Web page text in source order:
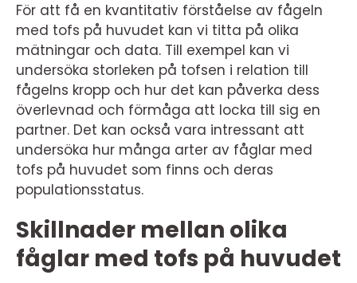
För att få en kvantitativ förståelse av fågeln
med tofs på huvudet kan vi titta på olika
mätningar och data. Till exempel kan vi
undersöka storleken på tofsen i relation till
fågelns kropp och hur det kan påverka dess
överlevnad och förmåga att locka till sig en
partner. Det kan också vara intressant att
undersöka hur många arter av fåglar med
tofs på huvudet som finns och deras
populationsstatus.
Skillnader mellan olika
fåglar med tofs på huvudet